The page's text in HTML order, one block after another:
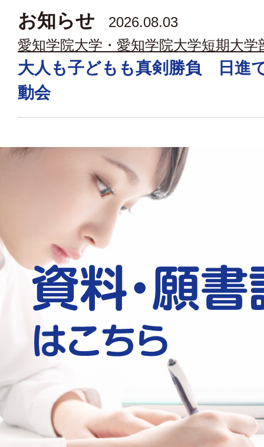
お知らせ
2026.08.03
愛知学院大学・愛知学院大学短期大学
大人も子どもも真剣勝負 日進
動会